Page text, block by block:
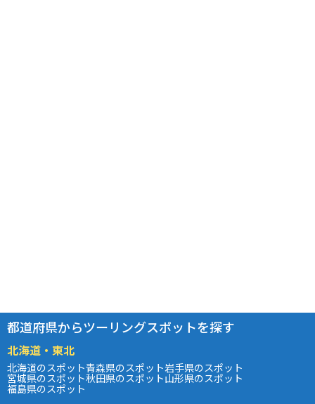
都道府県からツーリングスポットを探す
北海道・東北
北海道のスポット青森県のスポット岩手県のスポット
宮城県のスポット秋田県のスポット山形県のスポット
福島県のスポット